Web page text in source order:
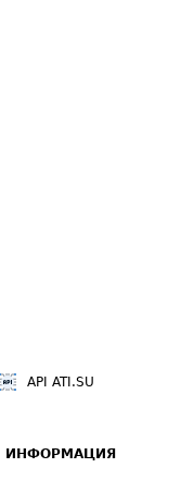
API ATI.SU
ИНФОРМАЦИЯ